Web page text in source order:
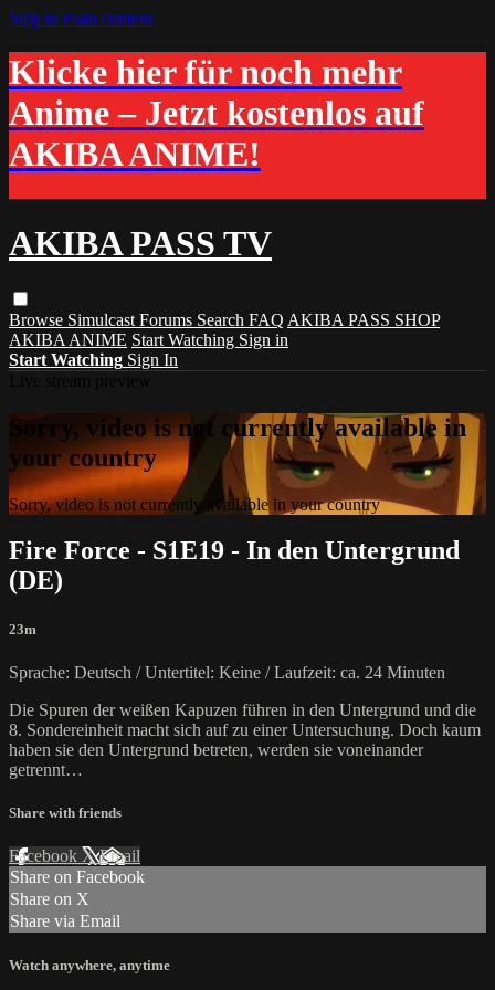
Skip to main content
Klicke hier für noch mehr
Anime – Jetzt kostenlos auf
AKIBA ANIME!
AKIBA PASS TV
Browse Simulcast Forums Search FAQ AKIBA PASS SHOP
AKIBA ANIME Start Watching Sign in
Start Watching Sign In
Sorry, video is not currently available in
your country
Sorry, video is not currently available in your country
Fire Force - S1E19 - In den Untergrund
(DE)
23m
Sprache: Deutsch / Untertitel: Keine / Laufzeit: ca. 24 Minuten
Die Spuren der weißen Kapuzen führen in den Untergrund und die
8. Sondereinheit macht sich auf zu einer Untersuchung. Doch kaum
haben sie den Untergrund betreten, werden sie voneinander
getrennt…
Share with friends
Facebook XEmail
Share on Facebook
Share on X
Share via Email
Watch anywhere, anytime